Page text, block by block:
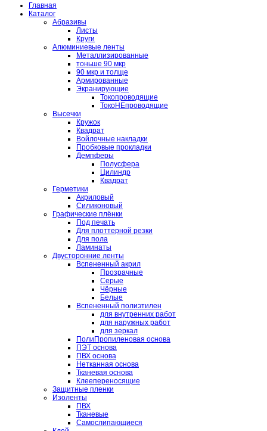
Главная
Каталог
Абразивы
Листы
Круги
Алюминиевые ленты
Металлизированные
тоньше 90 мкр
90 мкр и толще
Армированные
Экранирующие
Токопроводящие
ТокоНЕпроводящие
Высечки
Кружок
Квадрат
Войлочные накладки
Пробковые прокладки
Демпферы
Полусфера
Цилиндр
Квадрат
Герметики
Акриловый
Силиконовый
Графические плёнки
Под печать
Для плоттерной резки
Для пола
Ламинаты
Двусторонние ленты
Вспененный акрил
Прозрачные
Серые
Чёрные
Белые
Вспененный полиэтилен
для внутренних работ
для наружных работ
для зеркал
ПолиПропиленовая основа
ПЭТ основа
ПВХ основа
Нетканная основа
Тканевая основа
Клеепереносящие
Защитные пленки
Изоленты
ПВХ
Тканевые
Самослипающиеся